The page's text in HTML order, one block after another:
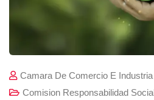
Camara De Comercio E
Comision Responsabilidad